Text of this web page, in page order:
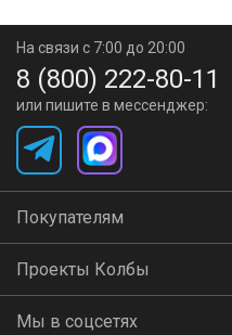
На связи с 7:00 до 20:00
8 (800) 222-80-11
или пишите в мессенджер:
Покупателям
Проекты Колбы
Мы в соцсетях